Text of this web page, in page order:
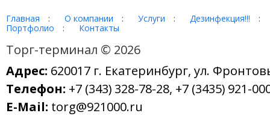
Главная : О компании : Услуги : Дезинфекция!!!
:
Портфолио
: Контакты
Торг-терминал © 2026
Адрес: 620017 г. Екатеринбург, ул.
Телефон: +7 (343) 328-78-28, +7 (3435) 921-
E-Mail: torg@921000.ru